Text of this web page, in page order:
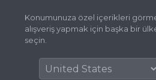
Konumunuza özel içerikleri
alışveriş yapmak için başka bir
seçin.